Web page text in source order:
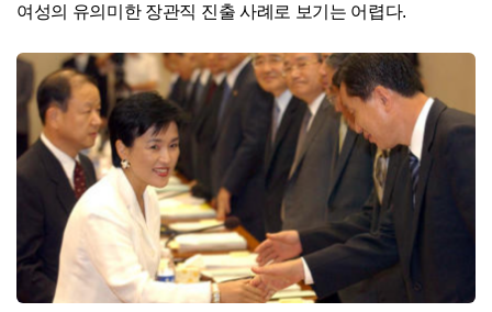
여성의 유의미한 장관직 진출 사례로 보기는 어렵다.